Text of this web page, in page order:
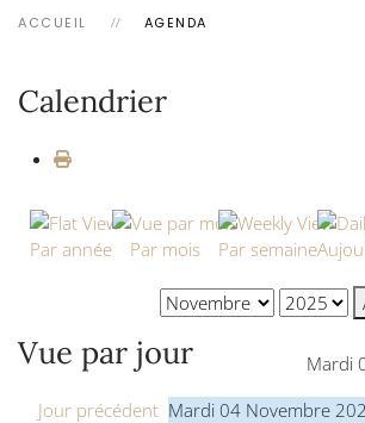
ACCUEIL AGENDA
Calendrier
Par année Par mois Par semaine
Vue par jour
Mardi
Jour précédent Mardi 04 Novembre